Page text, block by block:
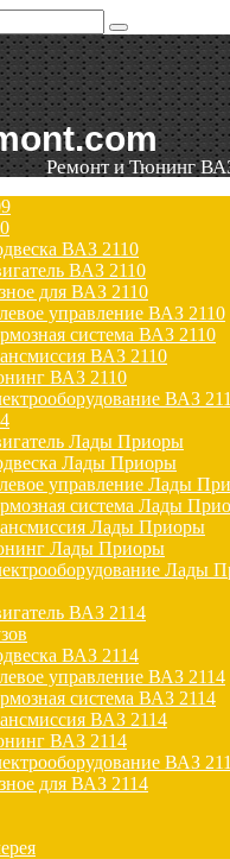
Ремонт и Тюнинг
ВАЗ 2110
ВАЗ 2110
для ВАЗ 2110
управление ВАЗ 2110
система ВАЗ 2110
ВАЗ 2110
ВАЗ 2110
ВАЗ
Лады Приоры
Лады Приоры
управление Лады
система Лады
Лады Приоры
Лады Приоры
Лады
ВАЗ 2114
ВАЗ 2114
управление ВАЗ 2114
система ВАЗ 2114
ВАЗ 2114
ВАЗ 2114
ВАЗ
для ВАЗ 2114